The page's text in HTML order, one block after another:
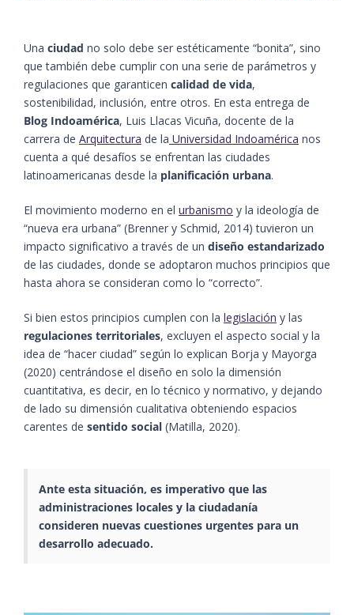
Una ciudad no solo debe ser estéticamente “bonita”, sino
que también debe cumplir con una serie de parámetros y
regulaciones que garanticen calidad de vida,
sostenibilidad, inclusión, entre otros. En esta entrega de
Blog Indoamérica, Luis Llacas Vicuña, docente de la
carrera de Arquitectura de la Universidad Indoamérica nos
cuenta a qué desafíos se enfrentan las ciudades
latinoamericanas desde la planificación urbana.
El movimiento moderno en el urbanismo y la ideología de
“nueva era urbana” (Brenner y Schmid, 2014) tuvieron un
impacto significativo a través de un diseño estandarizado
de las ciudades, donde se adoptaron muchos principios que
hasta ahora se consideran como lo “correcto”.
Si bien estos principios cumplen con la legislación y las
regulaciones territoriales, excluyen el aspecto social y la
idea de “hacer ciudad” según lo explican Borja y Mayorga
(2020) centrándose el diseño en solo la dimensión
cuantitativa, es decir, en lo técnico y normativo, y dejando
de lado su dimensión cualitativa obteniendo espacios
carentes de sentido social (Matilla, 2020).
Ante esta situación, es imperativo que las
administraciones locales y la ciudadanía
consideren nuevas cuestiones urgentes para un
desarrollo adecuado.